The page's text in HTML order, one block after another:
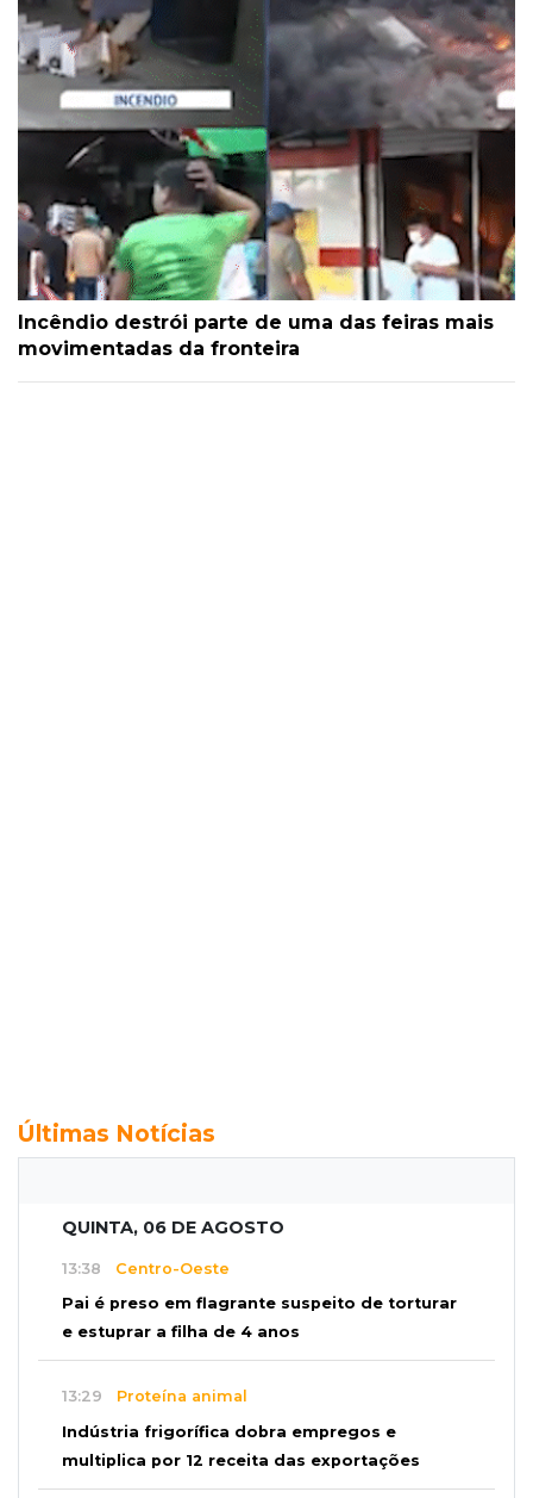
Incêndio destrói parte de uma das feiras mais
movimentadas da fronteira
Últimas Notícias
QUINTA, 06 DE AGOSTO
13:38 Centro-Oeste
Pai é preso em flagrante suspeito de torturar
e estuprar a filha de 4 anos
13:29 Proteína animal
Indústria frigorífica dobra empregos e
multiplica por 12 receita das exportações